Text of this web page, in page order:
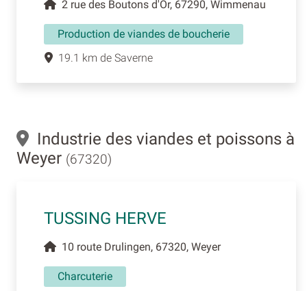
2 rue des Boutons d'Or, 67290, Wimmenau
Production de viandes de boucherie
19.1 km de Saverne
Industrie des viandes et poissons à
Weyer (67320)
TUSSING HERVE
10 route Drulingen, 67320, Weyer
Charcuterie